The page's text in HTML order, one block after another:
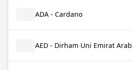
ADA - Cardano
AED - Dirham Uni Emirat Arab